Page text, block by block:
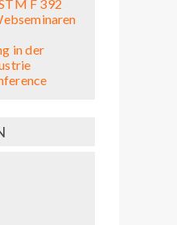
F 392
in der